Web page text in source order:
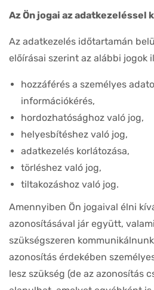
Az Ön jogai az adatkezeléssel
Az adatkezelés időtartamán
előírásai szerint az alábbi jogok
hozzáférés a személyes
információkérés,
hordozhatósághoz való jog,
helyesbítéshez való jog,
adatkezelés korlátozása,
törléshez való jog,
tiltakozáshoz való jog.
Amennyiben Ön jogaival élni
azonosításával jár együtt,
szükségszeren
azonosítás érdekében
lesz szükség (de az azonosítás